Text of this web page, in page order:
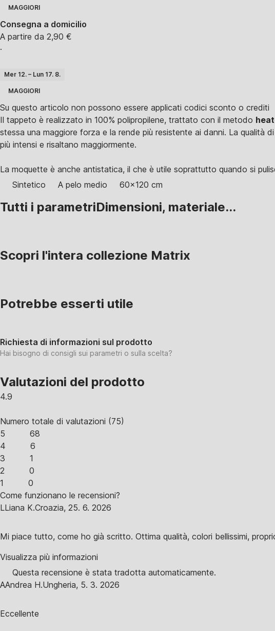
MAGGIORI
Consegna a domicilio
A partire da 2,90 €
·
Mer 12. – Lun 17. 8.
MAGGIORI
Su questo articolo non possono essere applicati codici sconto o crediti
Il tappeto è realizzato in 100% polipropilene, trattato con il metodo
stessa una maggiore forza e la rende più resistente ai danni. La
più intensi e risaltano maggiormente.
La moquette è anche antistatica, il che è utile soprattutto quando si
Sintetico
A pelo medio 60x120 cm
Tutti i parametriDimensioni, materiale...
Scopri l'intera collezione Matrix
Potrebbe esserti utile
Richiesta di informazioni sul prodotto
Hai bisogno di consigli sui parametri o sulla scelta?
Valutazioni del prodotto
4.9
Numero totale di valutazioni (75)
5
68
4
6
3
1
2
0
1
0
Come funzionano le recensioni?
LLiana K.Croazia, 25. 6. 2026
Mi piace tutto, come ho già scritto. Ottima qualità, colori bellissimi,
Visualizza più informazioni
Questa recensione è stata tradotta automaticamente.
AAndrea H.Ungheria, 5. 3. 2026
Eccellente